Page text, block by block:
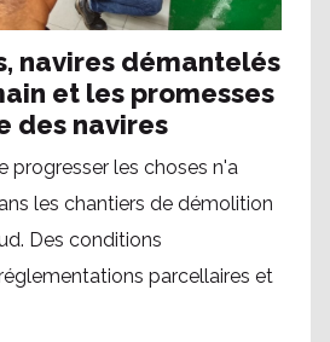
navires démantelés
et les promesses
des navires
progresser les choses n'a
les chantiers de démolition
Des conditions
parcellaires et